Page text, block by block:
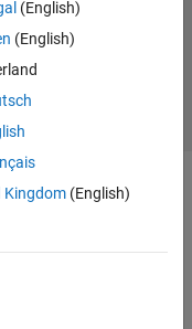
(English)
(English)
Kingdom(English)